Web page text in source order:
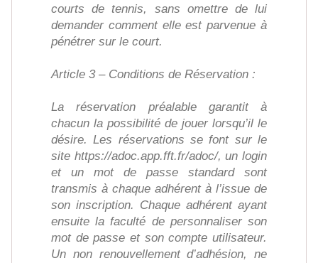
courts de tennis, sans omettre de lui
demander comment elle est parvenue à
pénétrer sur le court.
Article 3 – Conditions de Réservation :
La réservation préalable garantit à
chacun la possibilité de jouer lorsqu’il le
désire. Les réservations se font sur le
site https://adoc.app.fft.fr/adoc/, un login
et un mot de passe standard sont
transmis à chaque adhérent à l’issue de
son inscription. Chaque adhérent ayant
ensuite la faculté de personnaliser son
mot de passe et son compte utilisateur.
Un non renouvellement d’adhésion, ne